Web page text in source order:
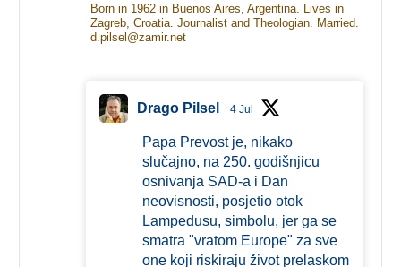
Born in 1962 in Buenos Aires, Argentina. Lives in
Zagreb, Croatia. Journalist and Theologian. Married.
d.pilsel@zamir.net
Drago Pilsel 4 Jul
Papa Prevost je, nikako
slučajno, na 250. godišnjicu
osnivanja SAD-a i Dan
neovisnosti, posjetio otok
Lampedusu, simbolu, jer ga se
smatra "vratom Europe" za sve
one koji riskiraju život prelaskom